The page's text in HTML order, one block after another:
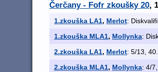
Čerčany - Fofr zkoušky 20,
1.zkouška LA1, Merlot:
1.zkouška MLA1, Mollynka:
2.zkouška LA1, Merlot: 5/13,
2.zkouška MLA1, Mollynka: 4/